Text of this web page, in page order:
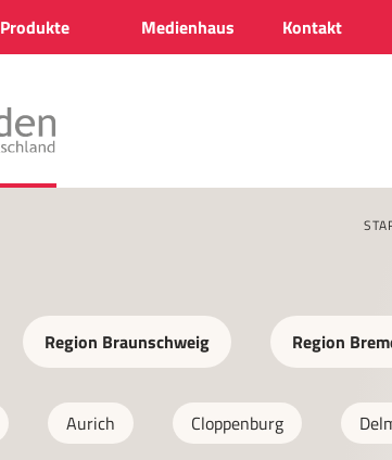
Produkte Medienhaus Kontakt
Region Braunschweig Region
Aurich Cloppenburg